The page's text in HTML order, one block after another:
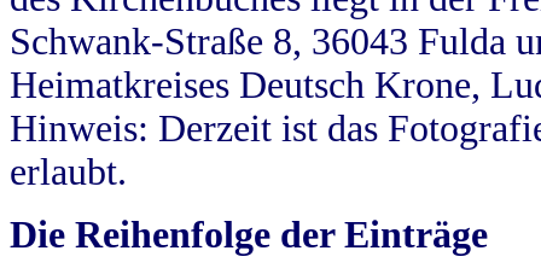
Schwank-Straße 8, 36043 Fulda
Heimatkreises Deutsch Krone,
Hinweis: Derzeit ist das
erlaubt.
Die Reihenfolge der Einträge